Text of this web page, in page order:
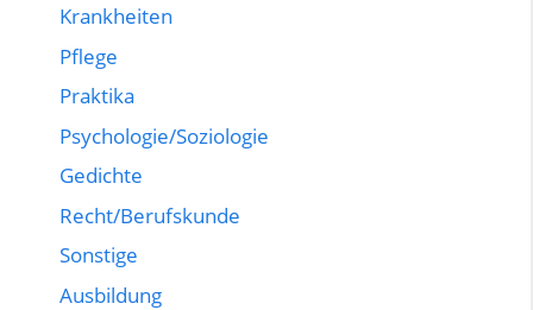
Krankheiten
Pflege
Praktika
Psychologie/Soziologie
Gedichte
Recht/Berufskunde
Sonstige
Ausbildung